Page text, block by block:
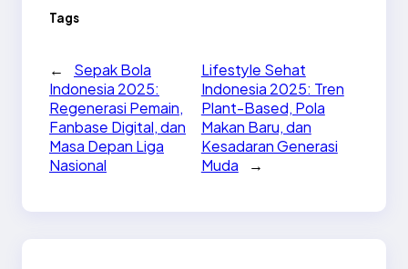
Tags
←
Sepak Bola
Indonesia 2025:
Regenerasi Pemain,
Fanbase Digital, dan
Masa Depan Liga
Nasional
Lifestyle Sehat
Indonesia 2025: Tren
Plant-Based, Pola
Makan Baru, dan
Kesadaran Generasi
Muda
→